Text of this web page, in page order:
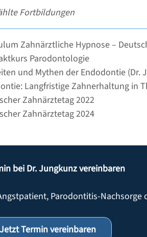
Fortbildungen
Zahnärztliche Hypnose –
Parodontologie
und Mythen der Endodontie (Dr.
Langfristige Zahnerhaltung in
Zahnärztetag 2022
Zahnärztetag 2024
bei Dr. Jungkunz vereinbaren
Parodontitis-
Jetzt Termin vereinbaren